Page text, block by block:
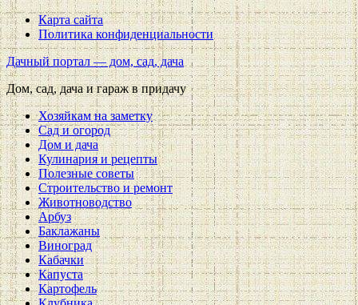
Карта сайта
Политика конфиденциальности
Дачный портал — дом, сад, дача
Дом, сад, дача и гараж в придачу
Хозяйкам на заметку
Сад и огород
Дом и дача
Кулинария и рецепты
Полезные советы
Строительство и ремонт
Животноводство
Арбуз
Баклажаны
Виноград
Кабачки
Капуста
Картофель